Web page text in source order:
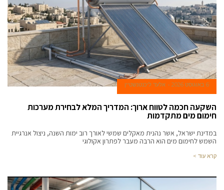
of
who
sells
the
best
apxvape.attractive
best
glsglasses.com
review
a
lot
beautiful.these
have
6 באוגוסט 2026 אלעד ליכנטנשטיין
השקעה חכמה לטווח ארוך: המדריך המלא לבחירת מערכות
חימום מים מתקדמות
במדינת ישראל, אשר נהנית מאקלים שמשי לאורך רוב ימות השנה, ניצול אנרגיית
השמש לחימום מים הוא הרבה מעבר לפתרון אקולוגי
קרא עוד >